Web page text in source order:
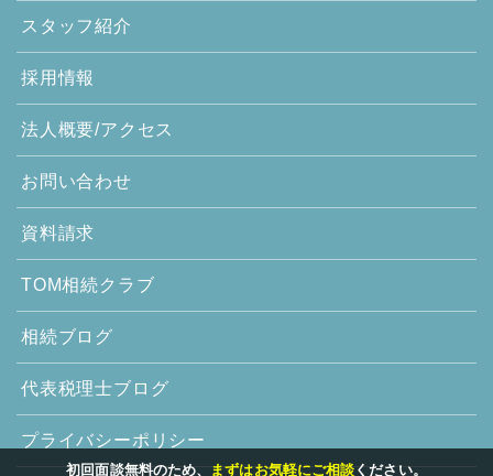
初回面談無料のため、 まずはお気軽にご相談 ください。
スタッフ紹介
採用情報
法人概要/アクセス
お問い合わせ
資料請求
TOM相続クラブ
相続ブログ
代表税理士ブログ
プライバシーポリシー